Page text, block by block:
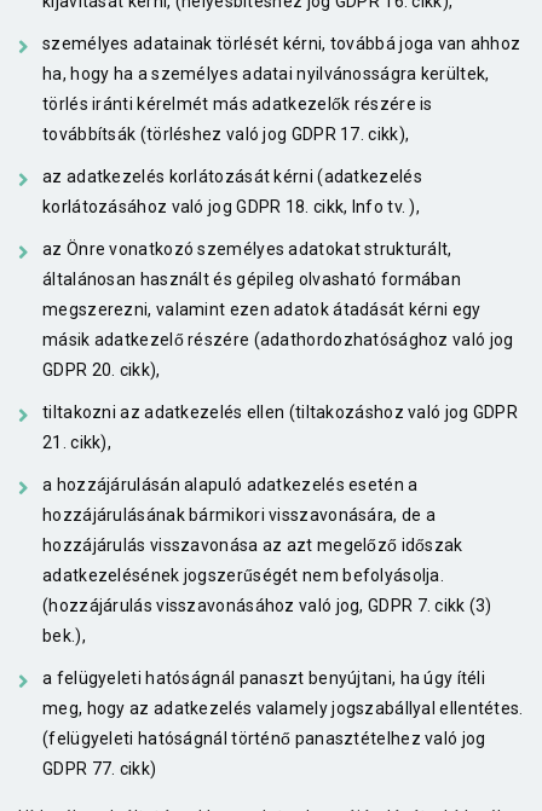
személyes adatainak törlését kérni, továbbá joga van ahhoz
ha, hogy ha a személyes adatai nyilvánosságra kerültek,
törlés iránti kérelmét más adatkezelők részére is
továbbítsák (törléshez való jog GDPR 17. cikk),
az adatkezelés korlátozását kérni (adatkezelés
korlátozásához való jog GDPR 18. cikk, Info tv. ),
az Önre vonatkozó személyes adatokat strukturált,
általánosan használt és gépileg olvasható formában
megszerezni, valamint ezen adatok átadását kérni egy
másik adatkezelő részére (adathordozhatósághoz való jog
GDPR 20. cikk),
tiltakozni az adatkezelés ellen (tiltakozáshoz való jog GDPR
21. cikk),
a hozzájárulásán alapuló adatkezelés esetén a
hozzájárulásának bármikori visszavonására, de a
hozzájárulás visszavonása az azt megelőző időszak
adatkezelésének jogszerűségét nem befolyásolja.
(hozzájárulás visszavonásához való jog, GDPR 7. cikk (3)
bek.),
a felügyeleti hatóságnál panaszt benyújtani, ha úgy ítéli
meg, hogy az adatkezelés valamely jogszabállyal ellentétes.
(felügyeleti hatóságnál történő panasztételhez való jog
GDPR 77. cikk)